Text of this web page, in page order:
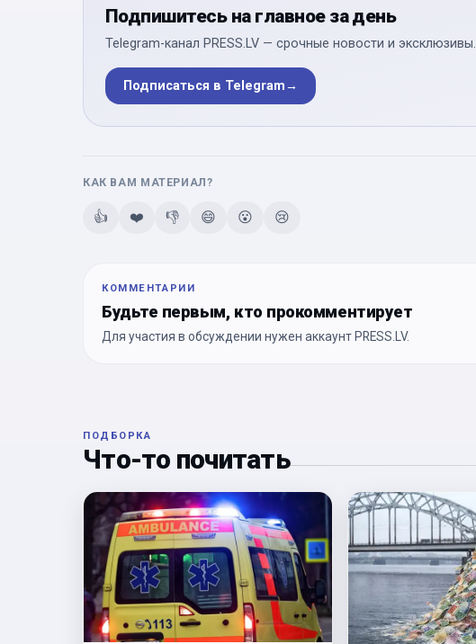
Подпишитесь на главное за день
Telegram-канал PRESS.LV — срочные новости и эксклюзивы.
Подписаться в Telegram→
КАК ВАМ МАТЕРИАЛ?
👍 ❤️ 👎 😄 😮 😢
КОММЕНТАРИИ
Будьте первым, кто прокомментирует
Для участия в обсуждении нужен аккаунт PRESS.LV.
ПОДБОРКА
Что-то почитать